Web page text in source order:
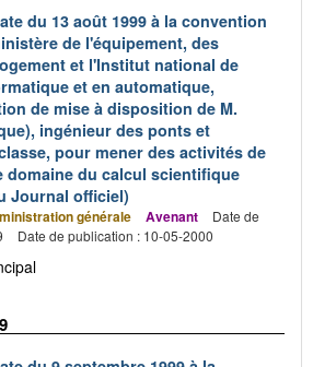
du 13 août 1999 à la convention
de l'équipement, des
et l'Institut national de
et en automatique,
de mise à disposition de M.
ingénieur des ponts et
pour mener des activités de
domaine du calcul scientifique
Journal officiel)
générale Avenant
Date de
Date de publication : 10-05-2000